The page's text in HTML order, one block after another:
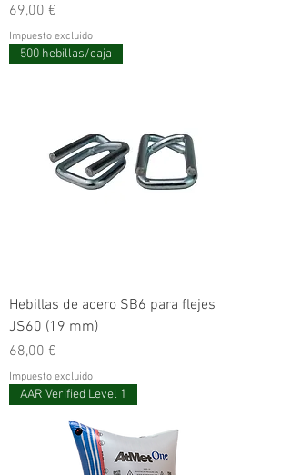
Precio
69,00 €
Impuesto excluido
500 hebillas/caja
Hebillas de acero SB6 para flejes
JS60 (19 mm)
Precio
68,00 €
Impuesto excluido
AAR Verified Level 1